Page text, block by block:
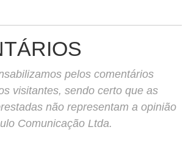
pelos comentários
visitantes, sendo certo que as
não representam a opinião
Comunicação Ltda.